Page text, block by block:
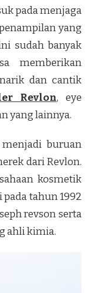
pada menjaga
yang
sudah banyak
memberikan
dan cantik
Revlon, eye
yang lainnya.
buruan
dari Revlon.
kosmetik
tahun 1992
revson serta
ahli kimia.